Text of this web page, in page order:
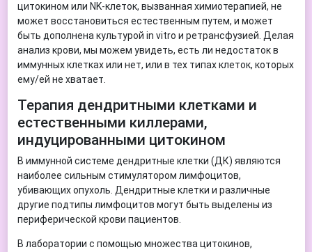
цитокином или NK-клеток, вызванная химиотерапией, не
может восстановиться естественным путем, и может
быть дополнена культурой in vitro и ретрансфузией. Делая
анализ крови, мы можем увидеть, есть ли недостаток в
иммунных клетках или нет, или в тех типах клеток, которых
ему/ей не хватает.
Терапия дендритными клетками и
естественными киллерами,
индуцированными цитокином
В иммунной системе дендритные клетки (ДК) являются
наиболее сильным стимулятором лимфоцитов,
убивающих опухоль. Дендритные клетки и различные
другие подтипы лимфоцитов могут быть выделены из
периферической крови пациентов.
В лаборатории с помощью множества цитокинов,